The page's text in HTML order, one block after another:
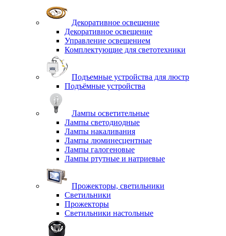
Декоративное освещение
Декоративное освещение
Управление освещением
Комплектующие для светотехники
Подъемные устройства для люстр
Подъёмные устройства
Лампы осветительные
Лампы светодиодные
Лампы накаливания
Лампы люминесцентные
Лампы галогеновые
Лампы ртутные и натриевые
Прожекторы, светильники
Светильники
Прожекторы
Светильники настольные